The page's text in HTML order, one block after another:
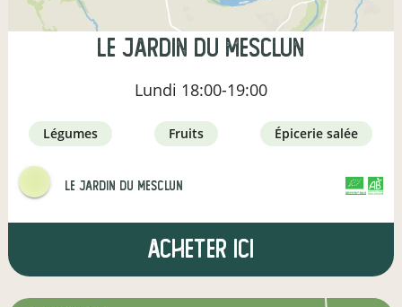
LE jARDIN DU MESCLUN
Lundi 18:00-19:00
légumes fruits épicerie salée
Le Jardin Du Mesclun
Acheter ici